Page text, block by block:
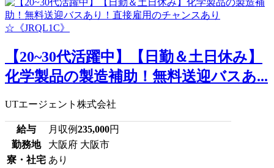
【20~30代活躍中】【日勤＆土日休み】
化学製品の製造補助！無料送迎バスあ...
UTエージェント株式会社
給与 月収例235,000円
勤務地
大阪府 大阪市
寮・社宅 あり